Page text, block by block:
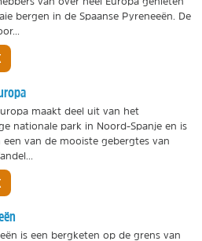
bergen in de Spaanse Pyreneeën. De
maakt deel uit van het
nationale park in Noord-Spanje en is
een van de mooiste gebergtes van
is een bergketen op de grens van